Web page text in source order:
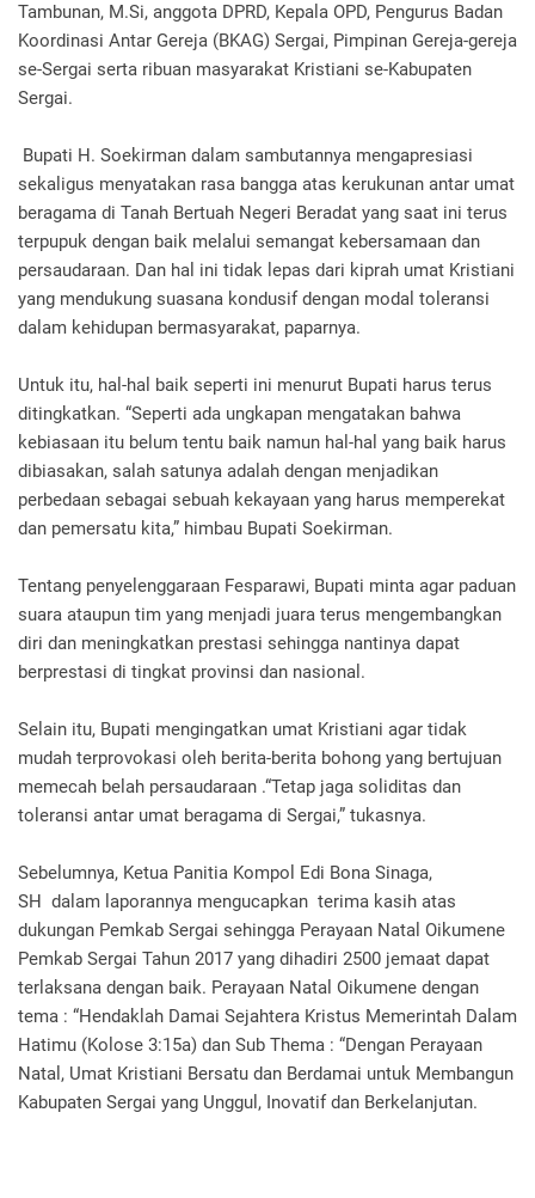
Tambunan, M.Si, anggota DPRD, Kepala OPD, Pengurus Badan
Koordinasi Antar Gereja (BKAG) Sergai, Pimpinan Gereja-gereja
se-Sergai serta ribuan masyarakat Kristiani se-Kabupaten
Sergai.
Bupati H. Soekirman dalam sambutannya mengapresiasi
sekaligus menyatakan rasa bangga atas kerukunan antar umat
beragama di Tanah Bertuah Negeri Beradat yang saat ini terus
terpupuk dengan baik melalui semangat kebersamaan dan
persaudaraan. Dan hal ini tidak lepas dari kiprah umat Kristiani
yang mendukung suasana kondusif dengan modal toleransi
dalam kehidupan bermasyarakat, paparnya.
Untuk itu, hal-hal baik seperti ini menurut Bupati harus terus
ditingkatkan. “Seperti ada ungkapan mengatakan bahwa
kebiasaan itu belum tentu baik namun hal-hal yang baik harus
dibiasakan, salah satunya adalah dengan menjadikan
perbedaan sebagai sebuah kekayaan yang harus memperekat
dan pemersatu kita,” himbau Bupati Soekirman.
Tentang penyelenggaraan Fesparawi, Bupati minta agar paduan
suara ataupun tim yang menjadi juara terus mengembangkan
diri dan meningkatkan prestasi sehingga nantinya dapat
berprestasi di tingkat provinsi dan nasional.
Selain itu, Bupati mengingatkan umat Kristiani agar tidak
mudah terprovokasi oleh berita-berita bohong yang bertujuan
memecah belah persaudaraan .“Tetap jaga soliditas dan
toleransi antar umat beragama di Sergai,” tukasnya.
Sebelumnya, Ketua Panitia Kompol Edi Bona Sinaga,
SH dalam laporannya mengucapkan terima kasih atas
dukungan Pemkab Sergai sehingga Perayaan Natal Oikumene
Pemkab Sergai Tahun 2017 yang dihadiri 2500 jemaat dapat
terlaksana dengan baik. Perayaan Natal Oikumene dengan
tema : “Hendaklah Damai Sejahtera Kristus Memerintah Dalam
Hatimu (Kolose 3:15a) dan Sub Thema : “Dengan Perayaan
Natal, Umat Kristiani Bersatu dan Berdamai untuk Membangun
Kabupaten Sergai yang Unggul, Inovatif dan Berkelanjutan.